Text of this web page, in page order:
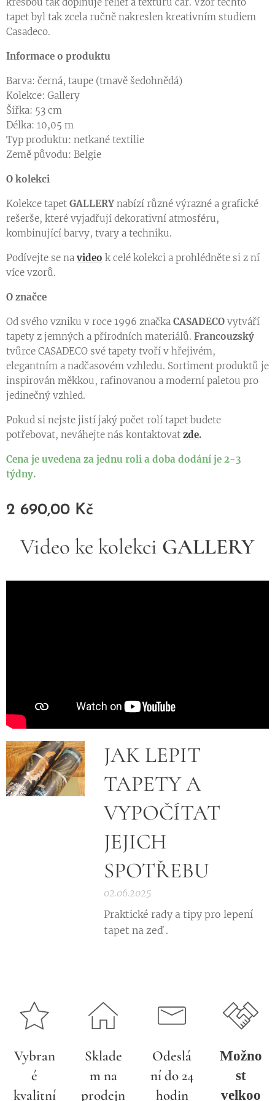
tapet byl tak zcela ručně nakreslen kreativním studiem
Casadeco.
Informace o produktu
Barva: černá, taupe (tmavě šedohnědá)
Kolekce: Gallery
Šířka: 53 cm
Délka: 10,05 m
Typ produktu: netkané textilie
Země původu: Belgie
O kolekci
Kolekce tapet GALLERYnabízí různé výrazné a grafické
rešerše, které vyjadřují dekorativní atmosféru,
kombinující barvy, tvary a techniku.
Podívejte se na video k celé kolekci a prohlédněte si z ní
více vzorů.
O značce
Od svého vzniku v roce 1996 značka CASADECO vytváří
tapety z jemných a přírodních materiálů. Francouzský
tvůrce CASADECO své tapety tvoří v hřejivém,
elegantním a nadčasovém vzhledu. Sortiment produktů je
inspirován měkkou, rafinovanou a moderní paletou pro
jedinečný vzhled.
Pokud si nejste jistí jaký počet rolí tapet budete
potřebovat, neváhejte nás kontaktovat zde.
Cena je uvedena za jednu roli a doba dodání je 2-3
týdny.
2 690,00 Kč
Video ke kolekci GALLERY
JAK LEPIT
TAPETY A
VYPOČÍTAT
JEJICH
SPOTŘEBU
02.06.2025
Praktické rady a tipy pro lepení
tapet na zeď .
Vybran
é
kvalitní
Sklade
m na
prodejn
Odeslá
ní do 24
hodin
Možno
st
velkoo